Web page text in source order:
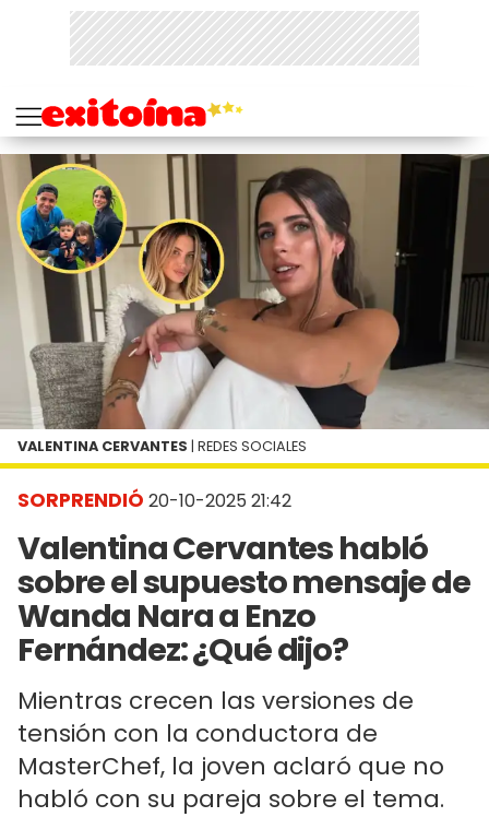
SORPRENDIÓ 20-10-2025 21:42
Valentina Cervantes habló
sobre el supuesto mensaje de
Wanda Nara a Enzo
Fernández: ¿Qué dijo?
Mientras crecen las versiones de
tensión con la conductora de
MasterChef, la joven aclaró que no
habló con su pareja sobre el tema.
VALENTINA CERVANTES | REDES SOCIALES